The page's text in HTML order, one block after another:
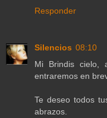
Responder
Silencios 08:10
Mi Brindis cielo,
entraremos en
Te deseo todos
abrazos.